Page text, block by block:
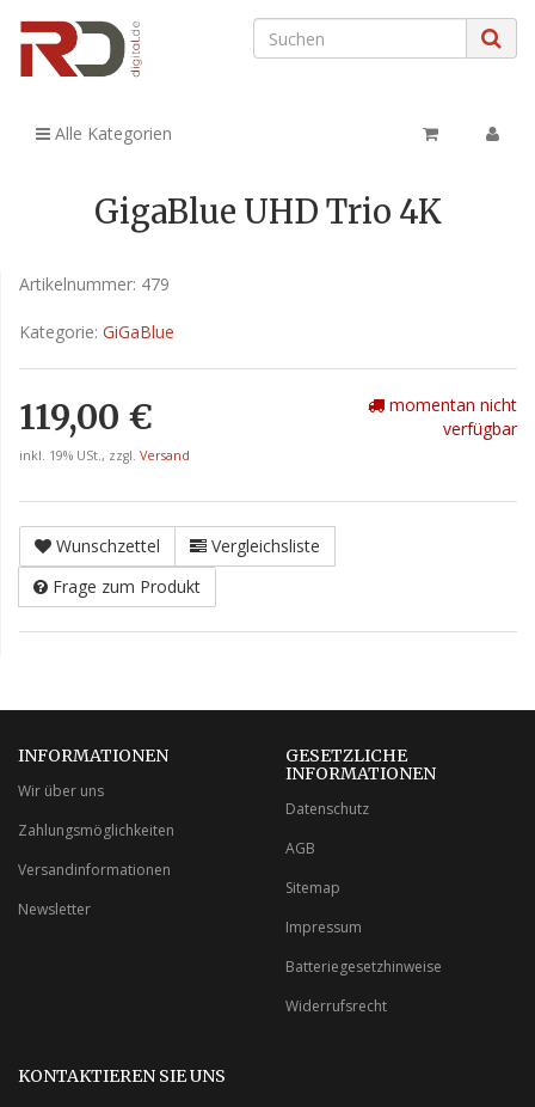
Alle Kategorien
GigaBlue UHD Trio 4K
Artikelnummer: 479
Kategorie: GiGaBlue
119,00 €
inkl. 19% USt., zzgl. Versand
momentan nicht
verfügbar
Wunschzettel
Vergleichsliste
Frage zum Produkt
INFORMATIONEN
Wir über uns
Zahlungsmöglichkeiten
Versandinformationen
Newsletter
GESETZLICHE
INFORMATIONEN
Datenschutz
AGB
Sitemap
Impressum
Batteriegesetzhinweise
Widerrufsrecht
KONTAKTIEREN SIE UNS